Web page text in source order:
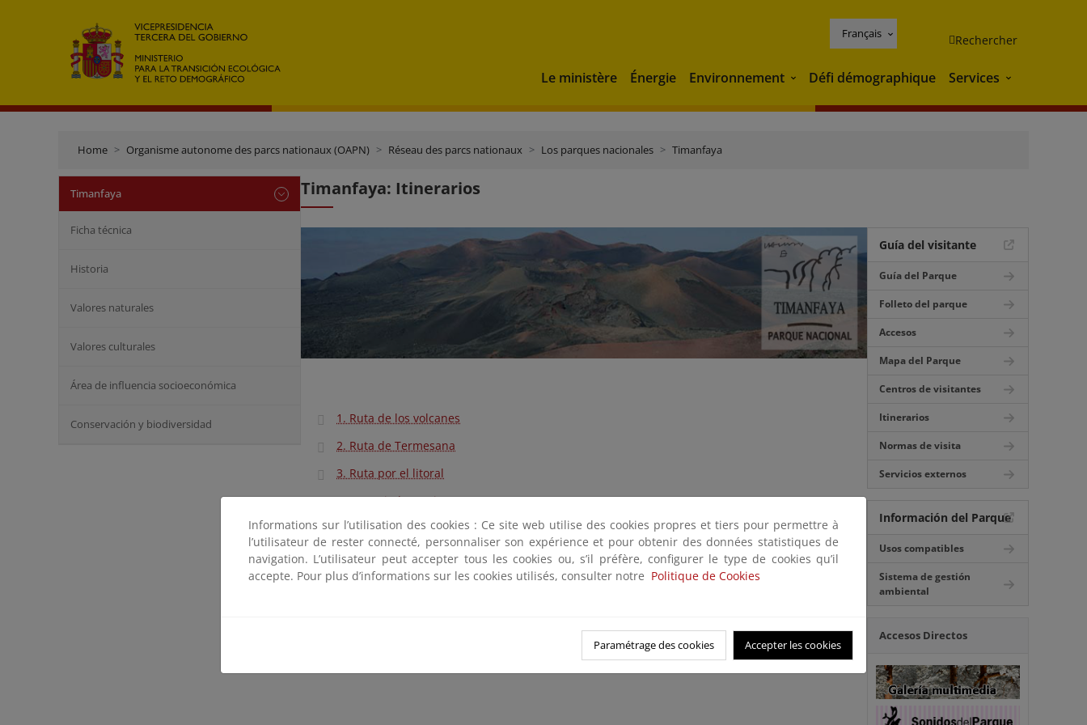
Français Rechercher
Le ministère Énergie Environnement Environnement
Défi démographique Services Services
Home Organisme autonome des parcs nationaux (OAPN) Réseau des parcs nationaux Los parques nacionales Timanfaya
Timanfaya
Ficha técnica
Historia
Valores naturales
Valores culturales
Área de influencia socioeconómica
Conservación y biodiversidad
Timanfaya: Itinerarios
1. Ruta de los volcanes
2. Ruta de Termesana
3. Ruta por el litoral
Rutas guiadas a pie
Guided Walking Trails
Servicios Interpretativos - Guided tours - Führungen
Guía del visitante
Guía del Parque
Folleto del parque
Accesos
Mapa del Parque
Centros de visitantes
Itinerarios
Normas de visita
Servicios externos
Información del Parque
Usos compatibles
Sistema de gestión
ambiental
Accesos Directos
Informations sur l’utilisation des cookies : Ce site web utilise des cookies propres et tiers pour permettre à
l’utilisateur de rester connecté, personnaliser son expérience et pour obtenir des données statistiques de
navigation. L’utilisateur peut accepter tous les cookies ou, s’il préfère, configurer le type de cookies qu’il
accepte. Pour plus d’informations sur les cookies utilisés, consulter notre Politique de Cookies
Paramétrage des cookies Accepter les cookies